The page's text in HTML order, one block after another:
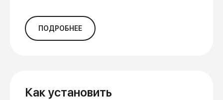
ПОДРОБНЕЕ
Как установить